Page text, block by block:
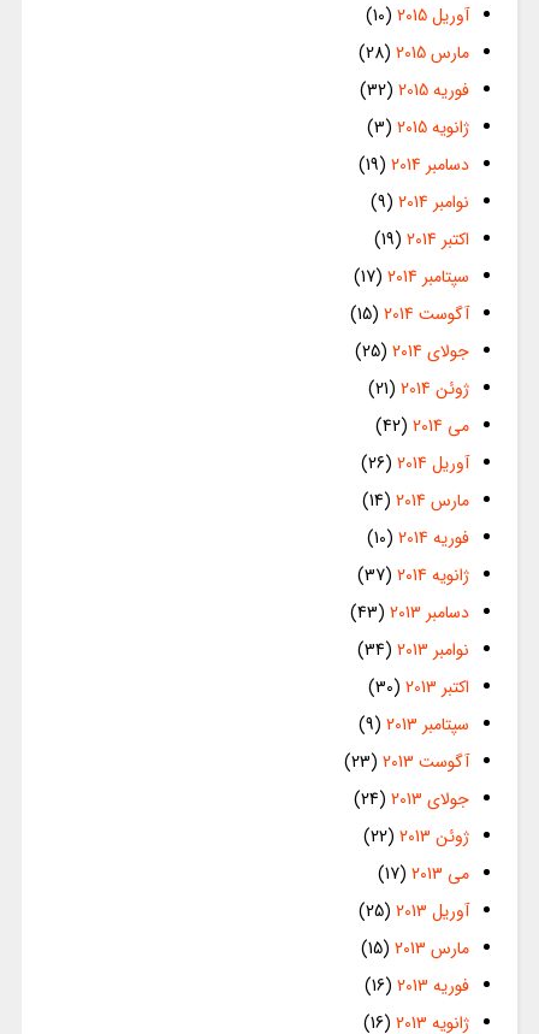
آوریل 2015
(10)
مارس 2015
(28)
فوریه 2015
(32)
ژانویه 2015
(3)
دسامبر 2014
(19)
نوامبر 2014
(9)
اکتبر 2014
(19)
سپتامبر 2014
(17)
آگوست 2014
(15)
جولای 2014
(25)
ژوئن 2014
(21)
می 2014
(42)
آوریل 2014
(26)
مارس 2014
(14)
فوریه 2014
(10)
ژانویه 2014
(37)
دسامبر 2013
(43)
نوامبر 2013
(34)
اکتبر 2013
(30)
سپتامبر 2013
(9)
آگوست 2013
(23)
جولای 2013
(24)
ژوئن 2013
(22)
می 2013
(17)
آوریل 2013
(25)
مارس 2013
(15)
فوریه 2013
(16)
ژانویه 2013
(16)